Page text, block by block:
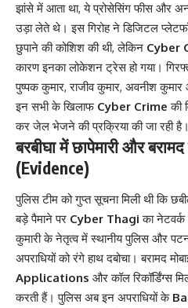
झांसे में आता था, ये प्रोसेसिंग फीस और
उड़ा लेते थे। इस गिरोह ने डिजिटल
छुपाने की कोशिश की थी, लेकिन Cyber
कारण इनका लोकेशन ट्रेस हो गया।
पुष्पक कुमार, राजीव कुमार, अवनीश
इन सभी के खिलाफ Cyber Crime की
कर जेल भेजने की प्रक्रिया की जा रही है।
बरबीघा में छापेमारी और
(Evidence)
पुलिस टीम को गुप्त सूचना मिली थी कि
बड़े पैमाने पर Cyber Thagi का नेटवर्क
कुमारी के नेतृत्व में स्थानीय पुलिस और
अपराधियों को रंगे हाथ दबोचा। बरामद
Applications और कॉल रिकॉर्डिंग्स
करती हैं। पुलिस अब इन अपराधियों के